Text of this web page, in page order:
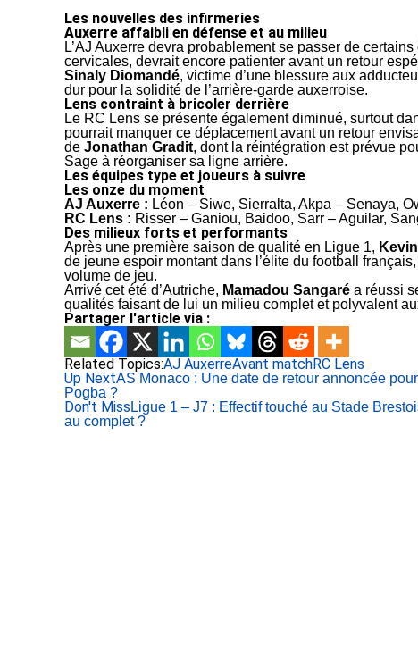
Les nouvelles des infirmeries
Auxerre affaibli en défense et au milieu
L’AJ Auxerre devra probablement se passer de
cervicales, devrait encore patienter avant un retour
Sinaly Diomandé, victime d’une blessure aux
dur pour la solidité de l’arrière-garde auxerroise.
Lens contraint à bricoler derrière
Le RC Lens se présente également diminué, surtout
pourrait manquer ce déplacement avant un retour
de Jonathan Gradit, dont la réintégration est prévue
Sage à réorganiser sa ligne arrière.
Les équipes type et joueurs à suivre
Les onze du moment
AJ Auxerre : Léon – Siwe, Sierralta, Akpa – Senaya,
RC Lens : Risser – Ganiou, Baidoo, Sarr – Aguilar,
Des milieux forts et performants
Après une première saison de qualité en Ligue 1,
de jeune espoir montant dans l’élite du football
volume de jeu.
Arrivé cet été d’Autriche, Mamadou Sangaré a réussi
qualités faisant de lui un milieu complet et polyvalent
Partager l'article via :
Related Topics:AJ AuxerreAvant matchRC Lens
Up NextAS Monaco : Une date de retour annoncée pour
Pogba ?
Don't Miss Ligue 1 – J7 : Effectif touché au Stade
au complet ?